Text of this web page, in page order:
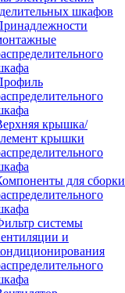
шкафов
крышка/
крышки
для сборки
системы
и